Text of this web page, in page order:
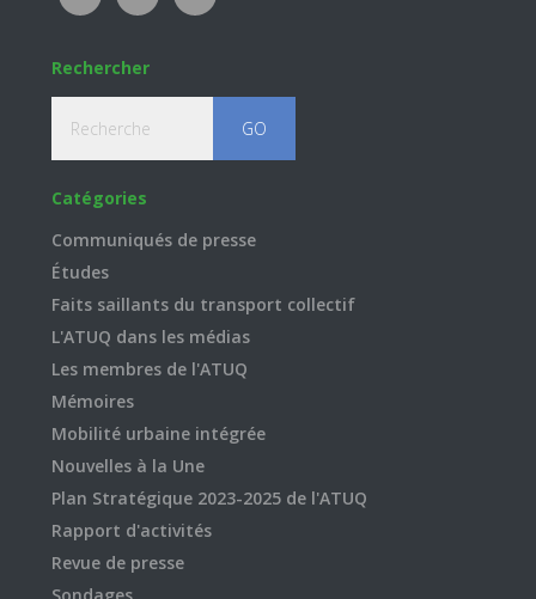
Rechercher
Catégories
Communiqués de presse
Études
Faits saillants du transport collectif
L'ATUQ dans les médias
Les membres de l'ATUQ
Mémoires
Mobilité urbaine intégrée
Nouvelles à la Une
Plan Stratégique 2023-2025 de l'ATUQ
Rapport d'activités
Revue de presse